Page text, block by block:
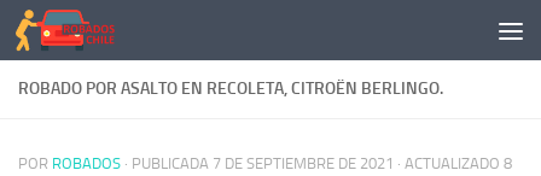
Saltar al contenido
ROBADO POR ASALTO EN RECOLETA, CITROËN BERLINGO.
POR ROBADOS · PUBLICADA 7 DE SEPTIEMBRE DE 2021 · ACTUALIZADO 8